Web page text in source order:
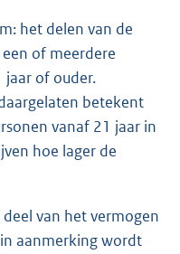
het delen van de
of meerdere
jaar of ouder.
betekent
vanaf 21 jaar in
hoe lager de
van het vermogen
aanmerking wordt